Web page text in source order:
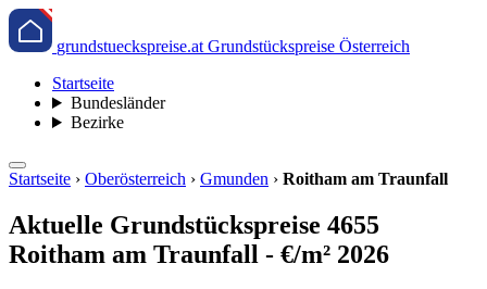
grundstueckspreise.at Grundstückspreise Österreich
Startseite
Bundesländer
Bezirke
Startseite › Oberösterreich › Gmunden › Roitham am Traunfall
Aktuelle Grundstückspreise 4655
Roitham am Traunfall - €/m² 2026